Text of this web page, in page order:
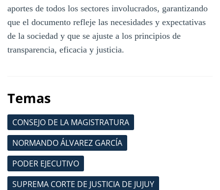
aportes de todos los sectores involucrados, garantizando
que el documento refleje las necesidades y expectativas
de la sociedad y que se ajuste a los principios de
transparencia, eficacia y justicia.
Temas
CONSEJO DE LA MAGISTRATURA
NORMANDO ÁLVAREZ GARCÍA
PODER EJECUTIVO
SUPREMA CORTE DE JUSTICIA DE JUJUY